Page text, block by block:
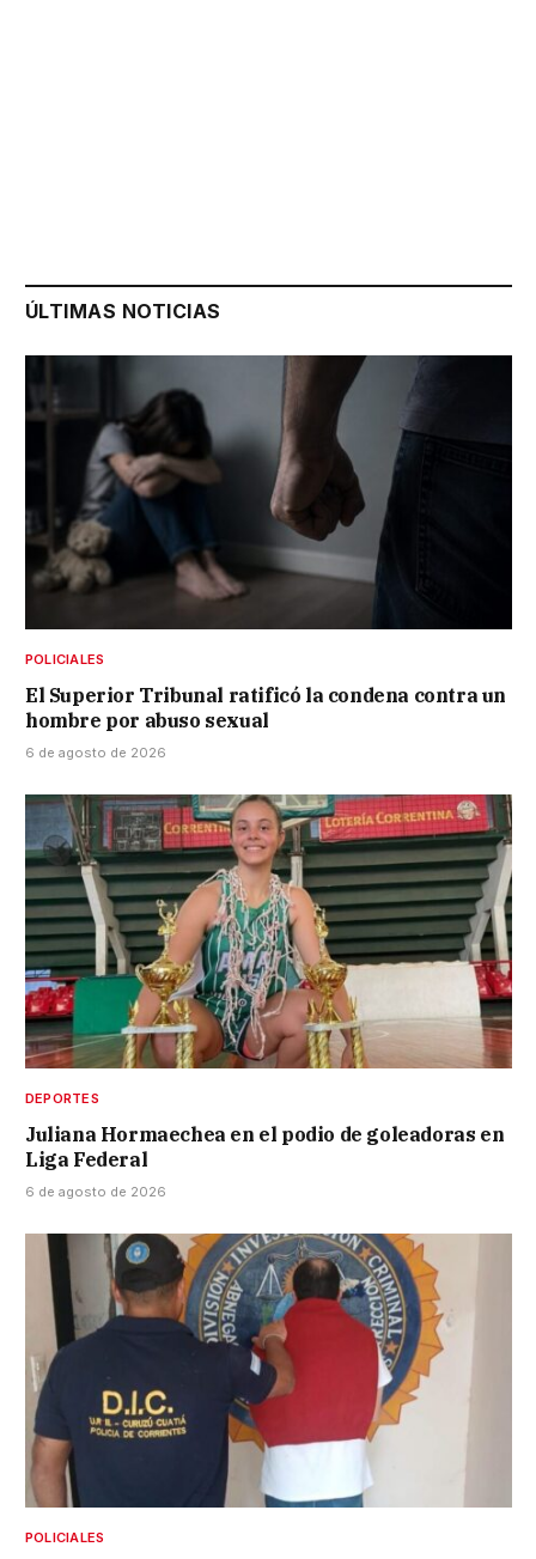
ÚLTIMAS NOTICIAS
POLICIALES
El Superior Tribunal ratificó la condena contra un
hombre por abuso sexual
6 de agosto de 2026
DEPORTES
Juliana Hormaechea en el podio de goleadoras en
Liga Federal
6 de agosto de 2026
POLICIALES